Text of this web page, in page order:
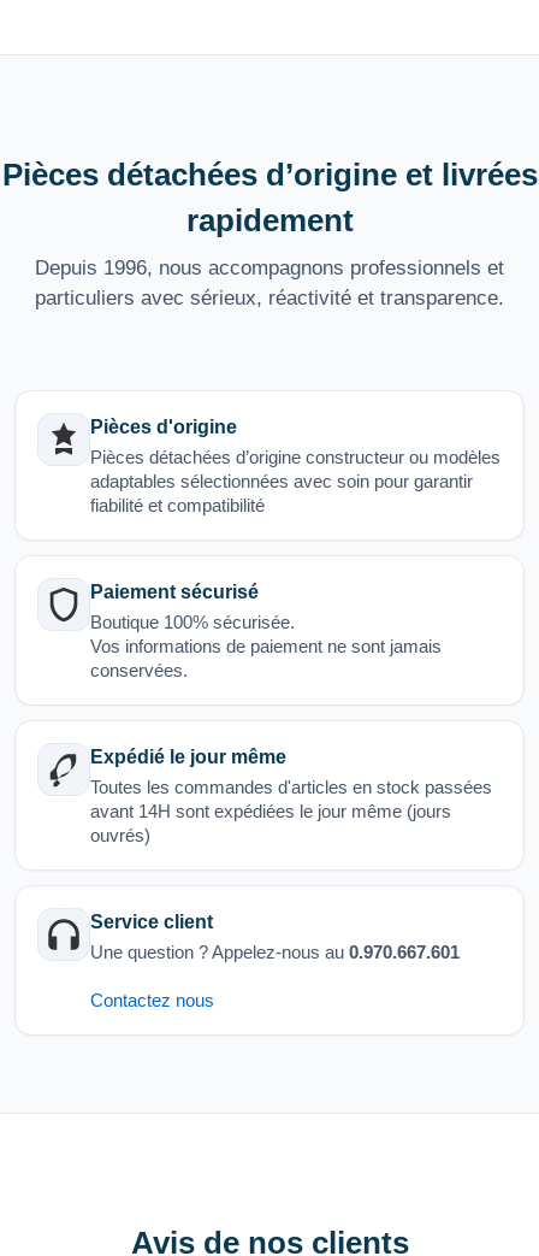
Pièces détachées d’origine et livrées
rapidement
Depuis 1996, nous accompagnons professionnels et
particuliers avec sérieux, réactivité et transparence.
Pièces d'origine
Pièces détachées d’origine constructeur ou modèles
adaptables sélectionnées avec soin pour garantir
fiabilité et compatibilité
Paiement sécurisé
Boutique 100% sécurisée.
Vos informations de paiement ne sont jamais
conservées.
Expédié le jour même
Toutes les commandes d'articles en stock passées
avant 14H sont expédiées le jour même (jours
ouvrés)
Service client
Une question ? Appelez-nous au 0.970.667.601
Contactez nous
Avis de nos clients